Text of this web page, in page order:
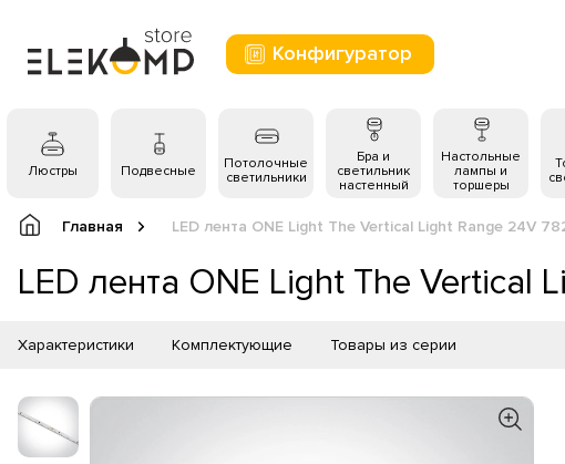
Конфигуратор
Люстры Подвесные
Потолочные
светильники
Бра и
светильник
настенный
Настольные
лампы и
торшеры
Главная LED лента ONE Light The Vertical Light Range 24V
LED лента ONE Light The Vertical
Характеристики Комплектующие Товары из серии